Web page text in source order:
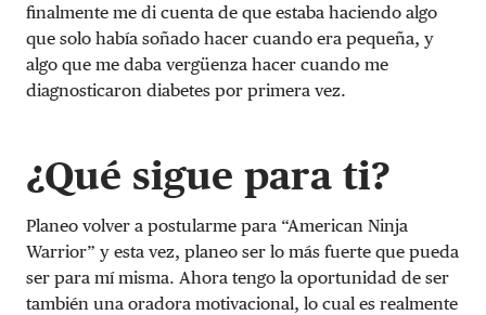
finalmente me di cuenta de que estaba haciendo algo
que solo había soñado hacer cuando era pequeña, y
algo que me daba vergüenza hacer cuando me
diagnosticaron diabetes por primera vez.
¿Qué sigue para ti?
Planeo volver a postularme para “American Ninja
Warrior” y esta vez, planeo ser lo más fuerte que pueda
ser para mí misma. Ahora tengo la oportunidad de ser
también una oradora motivacional, lo cual es realmente